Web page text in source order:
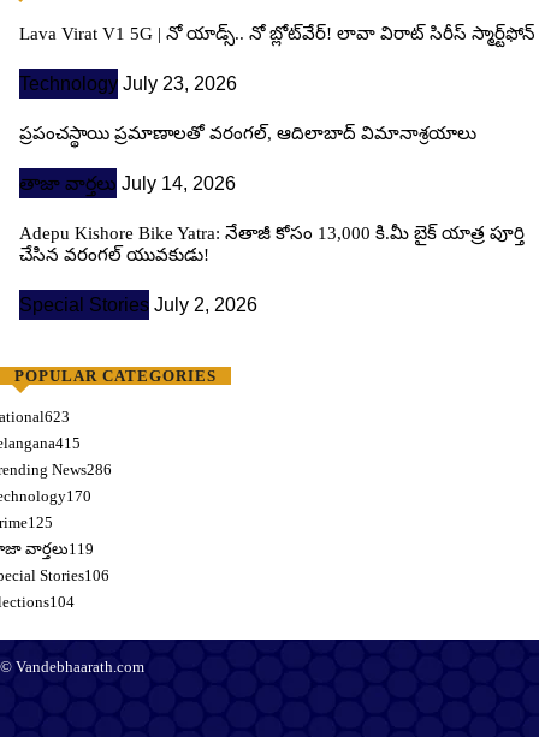
Lava Virat V1 5G | నో యాడ్స్.. నో బ్లోట్‌వేర్! లావా విరాట్ సిరీస్ స్మార్ట్‌ఫోన్​
Technology July 23, 2026
ప్రపంచస్థాయి ప్రమాణాలతో వరంగల్, ఆదిలాబాద్ విమానాశ్రయాలు
తాజా వార్తలు July 14, 2026
Adepu Kishore Bike Yatra: నేతాజీ కోసం 13,000 కి.మీ బైక్ యాత్ర పూర్తి
చేసిన వరంగల్ యువకుడు!
Special Stories July 2, 2026
POPULAR CATEGORIES
623
415
News286
170
125
వార్తలు119
Stories106
104
© Vandebhaarath.com